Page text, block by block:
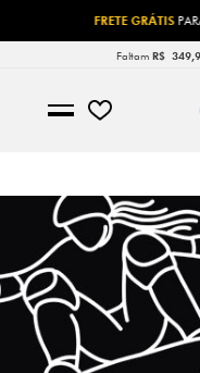
FRETE GRÁTIS
Faltam R$